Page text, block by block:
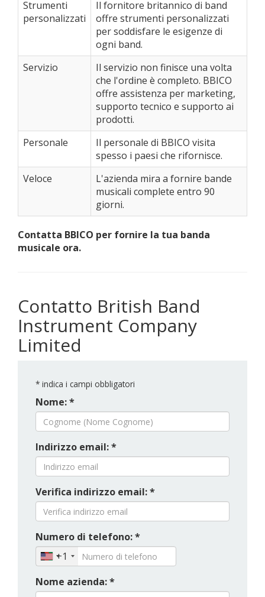
Strumenti
personalizzati
Il fornitore britannico di band
offre strumenti personalizzati
per soddisfare le esigenze di
ogni band.
Servizio
Il servizio non finisce una volta
che l'ordine è completo. BBICO
offre assistenza per marketing,
supporto tecnico e supporto ai
prodotti.
Personale
Il personale di BBICO visita
spesso i paesi che rifornisce.
Veloce
L'azienda mira a fornire bande
musicali complete entro 90
giorni.
Contatta BBICO per fornire la tua banda
musicale ora.
Contatto British Band
Instrument Company
Limited
* indica i campi obbligatori
Nome: *
Indirizzo email: *
Verifica indirizzo email: *
Numero di telefono: *
+1
Nome azienda: *